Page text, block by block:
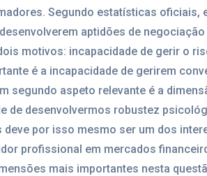
Segundo estatísticas oficiais,
aptidões de
motivos: incapacidade de gerir o
é a incapacidade de gerirem
segundo aspeto relevante é a
de desenvolvermos robustez
por isso mesmo ser um dos
profissional em mercados
mais importantes nesta